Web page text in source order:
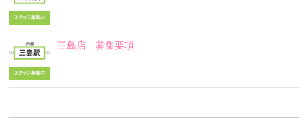
三島店 募集要項